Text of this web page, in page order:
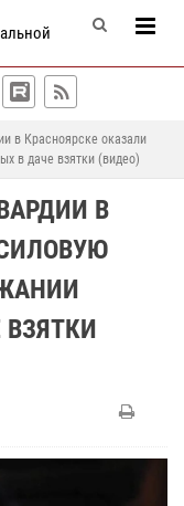
в Красноярске оказали
в даче взятки (видео)
В